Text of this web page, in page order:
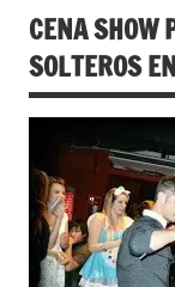
CENA SHOW
SOLTEROS